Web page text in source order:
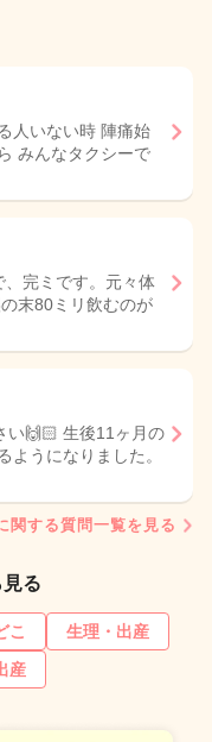
人いない時 陣痛始
みんなタクシーで
、完ミです。元々体
末80ミリ飲むのが
い🙌🏻 生後11ヶ月の
ようになりました。
関する質問一覧を見る
る
こ
生理・出産
産